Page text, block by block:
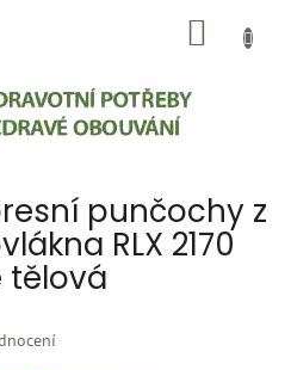
punčochy z
RLX 2170
tělová